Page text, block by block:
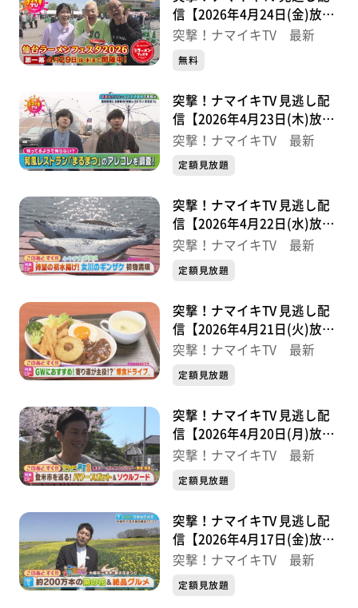
信【2026年4月24日(金)放送
分】
突撃！ナマイキTV 最新
無料
突撃！ナマイキTV 見逃し配
信【2026年4月23日(木)放送
分】
突撃！ナマイキTV 最新
定額見放題
突撃！ナマイキTV 見逃し配
信【2026年4月22日(水)放送
分】
突撃！ナマイキTV 最新
定額見放題
突撃！ナマイキTV 見逃し配
信【2026年4月21日(火)放送
分】
突撃！ナマイキTV 最新
定額見放題
突撃！ナマイキTV 見逃し配
信【2026年4月20日(月)放送
分】
突撃！ナマイキTV 最新
定額見放題
突撃！ナマイキTV 見逃し配
信【2026年4月17日(金)放送
分】
突撃！ナマイキTV 最新
定額見放題